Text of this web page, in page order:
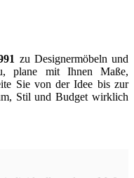
zu Designermöbeln und
plane mit Ihnen Maße,
Sie von der Idee bis zur
Stil und Budget wirklich